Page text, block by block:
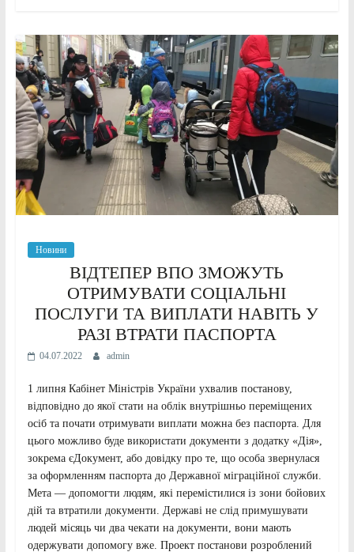
Новини
ВІДТЕПЕР ВПО ЗМОЖУТЬ
ОТРИМУВАТИ СОЦІАЛЬНІ
ПОСЛУГИ ТА ВИПЛАТИ НАВІТЬ У
РАЗІ ВТРАТИ ПАСПОРТА
04.07.2022 admin
1 липня Кабінет Міністрів України ухвалив постанову,
відповідно до якої стати на облік внутрішньо переміщених
осіб та почати отримувати виплати можна без паспорта. Для
цього можливо буде використати документи з додатку «Дія»,
зокрема єДокумент, або довідку про те, що особа звернулася
за оформленням паспорта до Державної міграційної служби.
Мета — допомогти людям, які перемістилися із зони бойових
дій та втратили документи. Державі не слід примушувати
людей місяць чи два чекати на документи, вони мають
одержувати допомогу вже. Проект постанови розроблений